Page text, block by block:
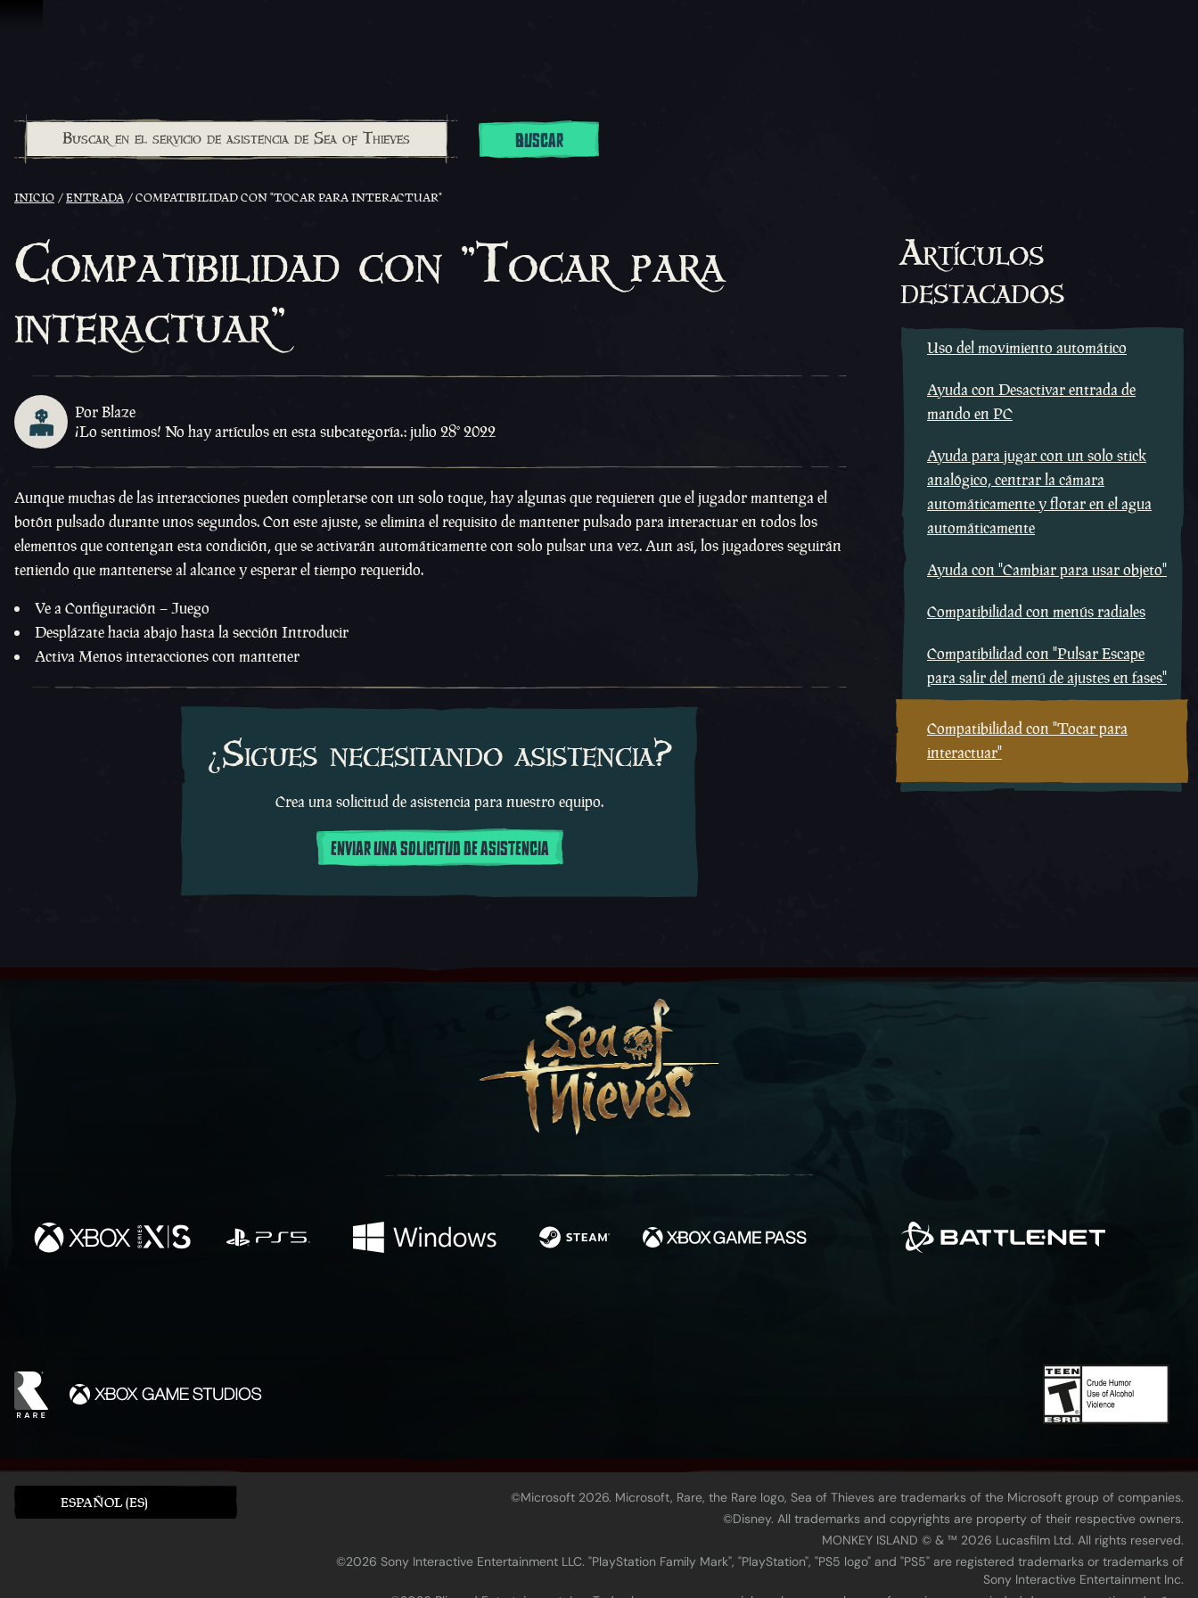
BUSCAR
INICIO ENTRADA COMPATIBILIDAD CON "TOCAR PARA INTERACTUAR"
Compatibilidad con "Tocar para
interactuar"
Por Blaze
¡Lo sentimos! No hay artículos en esta subcategoría.: julio 28º 2022
Aunque muchas de las interacciones pueden completarse con un solo toque, hay algunas que requieren que el jugador mantenga el
botón pulsado durante unos segundos. Con este ajuste, se elimina el requisito de mantener pulsado para interactuar en todos los
elementos que contengan esta condición, que se activarán automáticamente con solo pulsar una vez. Aun así, los jugadores seguirán
teniendo que mantenerse al alcance y esperar el tiempo requerido.
Ve a Configuración – Juego
Desplázate hacia abajo hasta la sección Introducir
Activa Menos interacciones con mantener
¿Sigues necesitando asistencia?
Crea una solicitud de asistencia para nuestro equipo.
ENVIAR UNA SOLICITUD DE ASISTENCIA
Artículos
destacados
Uso del movimiento automático
Ayuda con Desactivar entrada de
mando en PC
Ayuda para jugar con un solo stick
analógico, centrar la cámara
automáticamente y flotar en el agua
automáticamente
Ayuda con "Cambiar para usar objeto"
Compatibilidad con menús radiales
Compatibilidad con "Pulsar Escape
para salir del menú de ajustes en fases"
Compatibilidad con "Tocar para
interactuar"
ESPAÑOL (ES)
©Microsoft 2026. Microsoft, Rare, the Rare logo, Sea of Thieves are trademarks of the Microsoft group of companies.
©Disney. All trademarks and copyrights are property of their respective owners.
MONKEY ISLAND © & ™ 20‍26 Lucasfilm Ltd. All rights reserved.
©2026 Sony Interactive Entertainment LLC. "PlayStation Family Mark", "PlayStation", "PS5 logo" and "PS5" are registered trademarks or trademarks of
Sony Interactive Entertainment Inc.